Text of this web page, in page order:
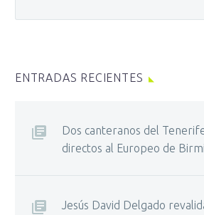
ENTRADAS RECIENTES
Dos canteranos del
directos al Europeo de
Jesús David Delgado